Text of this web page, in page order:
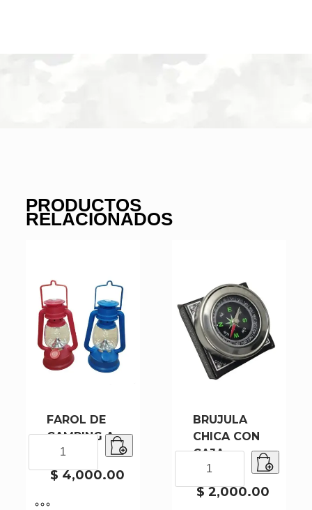
PRODUCTOS
RELACIONADOS
FAROL DE
CAMPING A
PILA
$4,000.00
CAMPING
PILA
BRUJULA
CHICA CON
CAJA
NEGRA
$2,000.00
CON